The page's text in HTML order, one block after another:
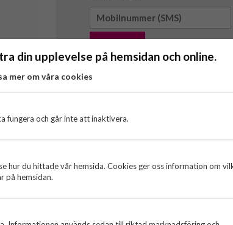
Personlig service från vår
Snabba leveranser från vårt
ger
din upplevelse på hemsidan och online.
mer om våra cookies
fungera och går inte att inaktivera.
hur du hittade vår hemsida. Cookies ger oss information om
på hemsidan.